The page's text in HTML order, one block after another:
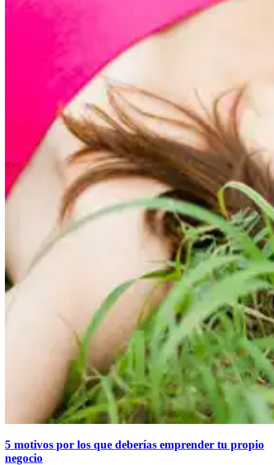
5 motivos por los que deberías emprender tu propio
negocio